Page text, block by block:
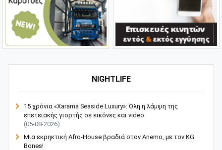
NIGHTLIFE
15 χρόνια «Xarama Seaside Luxury»: Όλη η λάμψη της
επετειακής γιορτής σε εικόνες και video
(05-08-2026)
Μια εκρηκτική Afro-House βραδιά στον Anemo, με τον KG
Bones!